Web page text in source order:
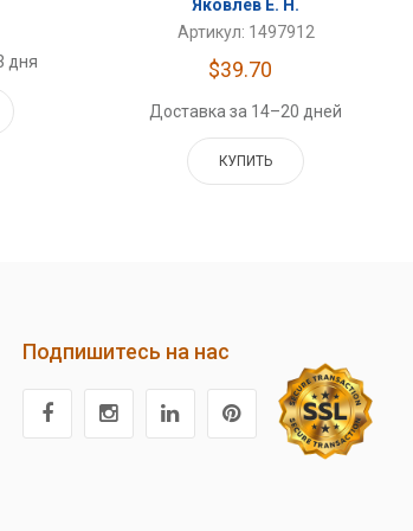
дня
Яковлев Е. Н.
Артикул: 1497912
$39.70
Доставка за 14–20 дней
КУПИТЬ
Подпишитесь на нас